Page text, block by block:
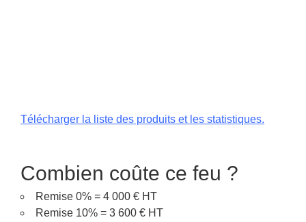
Télécharger la liste des produits et les statistiques.
Combien coûte ce feu ?
Remise 0% = 4 000 € HT
Remise 10% = 3 600 € HT